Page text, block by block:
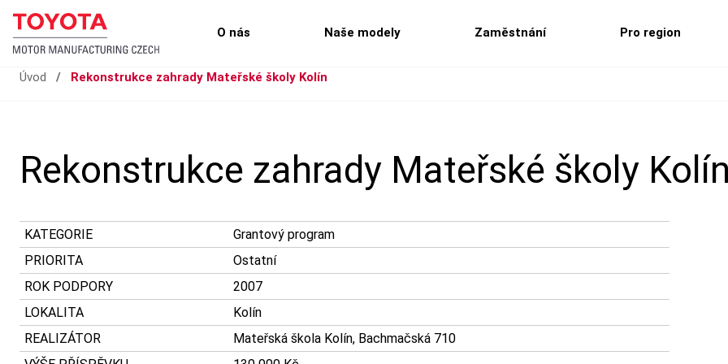
O nás Naše modely Zaměstnání Pro region
Úvod / Rekonstrukce zahrady Mateřské školy Kolín
Rekonstrukce zahrady Mateřské školy Kolín
KATEGORIE
Grantový program
PRIORITA
Ostatní
ROK PODPORY
2007
LOKALITA
Kolín
REALIZÁTOR
Mateřská škola Kolín, Bachmačská 710